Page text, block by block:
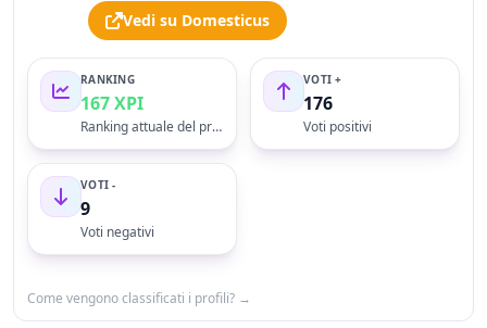
Vedi su Domesticus
RANKING
167 XPI
Ranking attuale del profilo
VOTI +
176
Voti positivi
VOTI -
9
Voti negativi
Come vengono classificati i profili? →